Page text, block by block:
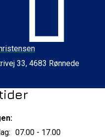
33, 4683 Rønnede
07.00 - 17.00